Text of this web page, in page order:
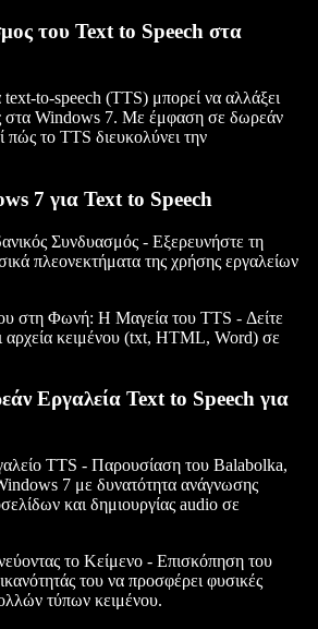
του Text to Speech στα
text-to-speech (TTS) μπορεί να αλλάξει
στα Windows 7. Με έμφαση σε δωρεάν
πώς το TTS διευκολύνει την
7 για Text to Speech
Συνδυασμός - Εξερευνήστε τη
πλεονεκτήματα της χρήσης εργαλείων
στη Φωνή: Η Μαγεία του TTS - Δείτε
αρχεία κειμένου (txt, HTML, Word) σε
Εργαλεία Text to Speech για
TTS - Παρουσίαση του Balabolka,
7 με δυνατότητα ανάγνωσης
και δημιουργίας audio σε
το Κείμενο - Επισκόπηση του
του να προσφέρει φυσικές
τύπων κειμένου.